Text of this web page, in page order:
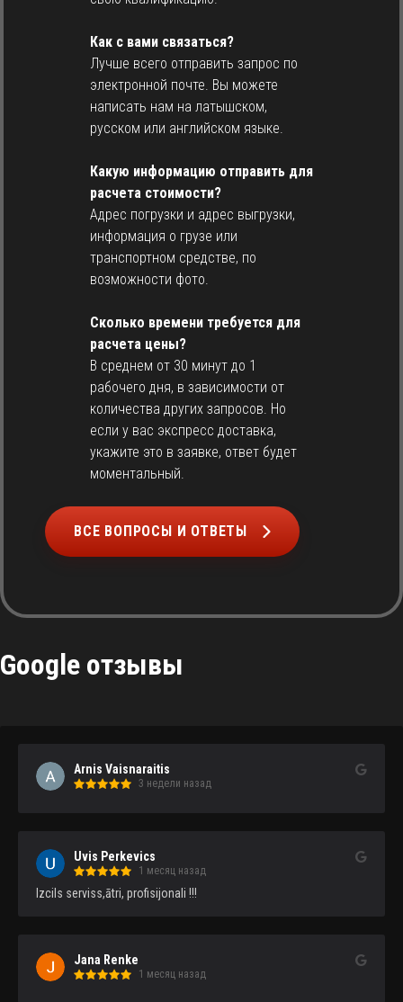
Как с вами связаться?
Лучше всего отправить запрос по
электронной почте. Вы можете
написать нам на латышском,
русском или английском языке.
Какую информацию отправить для
расчета стоимости?
Адрес погрузки и адрес выгрузки,
информация о грузе или
транспортном средстве, по
возможности фото.
Сколько времени требуется для
расчета цены?
В среднем от 30 минут до 1
рабочего дня, в зависимости от
количества других запросов. Но
если у вас экспресс доставка,
укажите это в заявке, ответ будет
моментальный.
ВСЕ ВОПРОСЫ И ОТВЕТЫ
Google отзывы
Arnis Vaisnaraitis
3 недели назад
Uvis Perkevics
1 месяц назад
Izcils serviss,ātri, profisijonali !!!
Jana Renke
1 месяц назад